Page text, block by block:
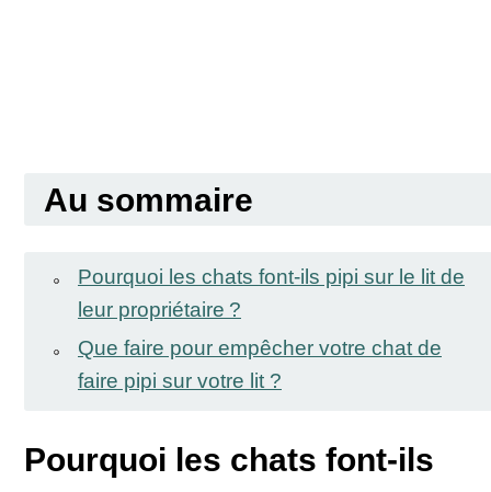
Au sommaire
Pourquoi les chats font-ils pipi sur le lit de
leur propriétaire ?
Que faire pour empêcher votre chat de
faire pipi sur votre lit ?
Pourquoi les chats font-ils